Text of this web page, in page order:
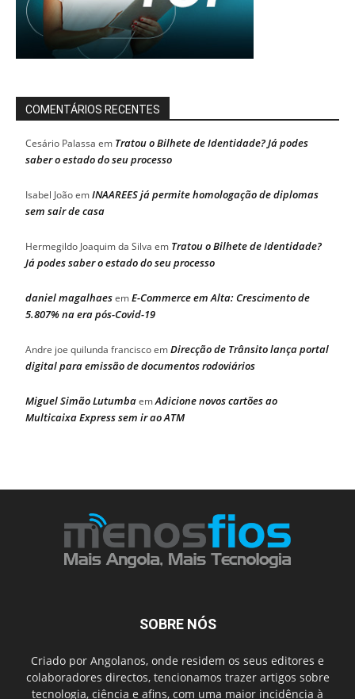
COMENTÁRIOS RECENTES
Cesário Palassa em Tratou o Bilhete de Identidade? Já podes
saber o estado do seu processo
Isabel JoãoemINAAREES já permite homologação de diplomas
sem sair de casa
Hermegildo Joaquim da Silva em Tratou o Bilhete de Identidade?
Já podes saber o estado do seu processo
daniel magalhaesemE-Commerce em Alta: Crescimento de
5.807% na era pós-Covid-19
Andre joe quilunda franciscoemDirecção de Trânsito lança portal
digital para emissão de documentos rodoviários
Miguel Simão LutumbaemAdicione novos cartões ao
Multicaixa Express sem ir ao ATM
SOBRE NÓS
Criado por Angolanos, onde residem os seus editores e
colaboradores directos, tencionamos trazer artigos sobre
tecnologia, ciência e afins, com uma maior incidência à